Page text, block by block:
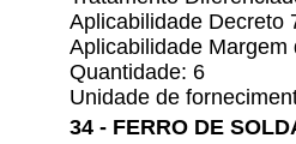
Aplicabilidade Decreto
Aplicabilidade
Quantidade: 6
Unidade de
34 - FERRO DE